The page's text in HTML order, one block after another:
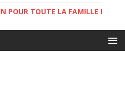
POUR TOUTE LA FAMILLE !